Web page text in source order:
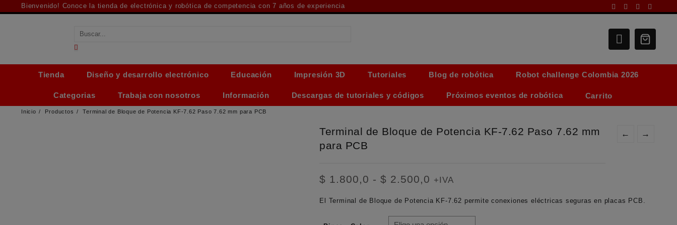
al
Bienvenido! Conoce la tienda de electrónica y robótica de competencia con 7 años de experiencia
Tienda Diseño y desarrollo electrónico Educación Impresión 3D Tutoriales Blog de robótica Robot challenge Colombia 2026
Categorias Trabaja con nosotros Información Descargas de tutoriales y códigos Próximos eventos de robótica Carrito
Inicio Productos Terminal de Bloque de Potencia KF-7.62 Paso 7.62 mm para PCB
← →
Terminal de Bloque de Potencia KF-7.62 Paso 7.62 mm
para PCB
$ 1.800,0 - $ 2.500,0 Rango
precios:
$ 1.800,0
+IVA
El Terminal de Bloque de Potencia KF-7.62 permite conexiones eléctricas seguras en placas PCB.